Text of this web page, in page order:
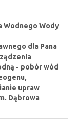
Wodnego Wody
dla Pana
- pobór wód
upraw
Dąbrowa